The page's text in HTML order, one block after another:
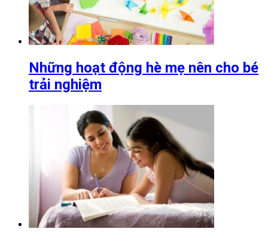
Những hoạt động hè mẹ nên cho bé
trải nghiệm